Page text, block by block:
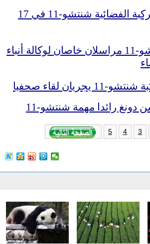
الصين تطلق المركبة الفضائية شنتشو-11 في 17
رائدا مركبة شنتشو-11 مراسلان خاصان لوكالة أنباء
لقاء صحفيا
دونغ رائدا مهمة شنتشو-11
3
4
5